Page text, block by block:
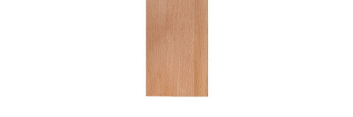
Verzorging & welness
Sinterklaas etenswaren
Wijn, bier en proeverij